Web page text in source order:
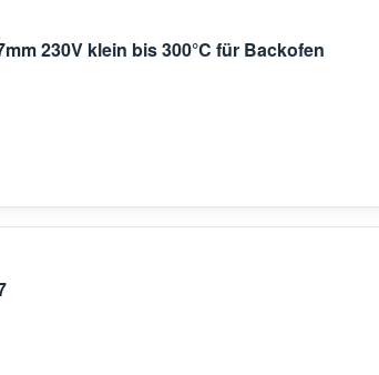
230V klein bis 300°C für Backofen